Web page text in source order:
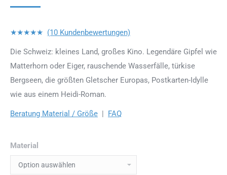
★★★★★ (10 Kundenbewertungen)
Die Schweiz: kleines Land, großes Kino. Legendäre Gipfel wie
Matterhorn oder Eiger, rauschende Wasserfälle, türkise
Bergseen, die größten Gletscher Europas, Postkarten-Idylle
wie aus einem Heidi-Roman.
Beratung Material / Größe | FAQ
Material